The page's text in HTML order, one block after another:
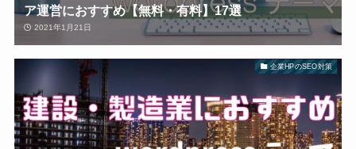
ア運営におすすめ【無料・有料】17選
2021年1月21日
企業HPのSEO対策